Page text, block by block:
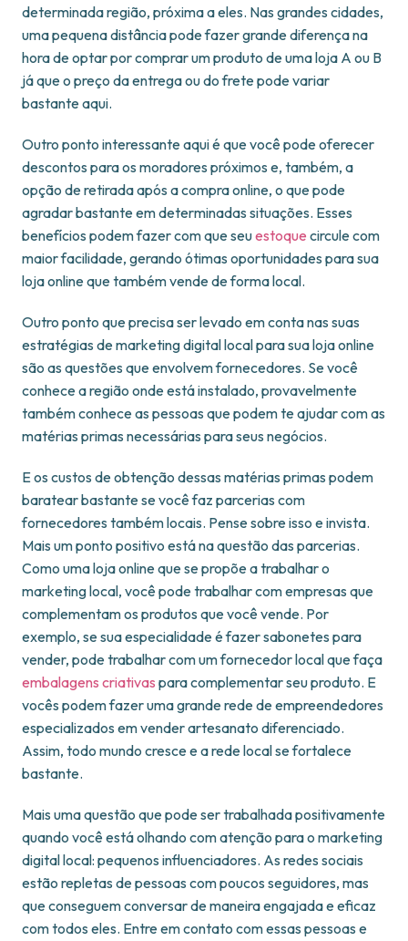
determinada região, próxima a eles. Nas grandes cidades,
uma pequena distância pode fazer grande diferença na
hora de optar por comprar um produto de uma loja A ou B
já que o preço da entrega ou do frete pode variar
bastante aqui.
Outro ponto interessante aqui é que você pode oferecer
descontos para os moradores próximos e, também, a
opção de retirada após a compra online, o que pode
agradar bastante em determinadas situações. Esses
benefícios podem fazer com que seuestoque circule com
maior facilidade, gerando ótimas oportunidades para sua
loja online que também vende de forma local.
Outro ponto que precisa ser levado em conta nas suas
estratégias de marketing digital local para sua loja online
são as questões que envolvem fornecedores. Se você
conhece a região onde está instalado, provavelmente
também conhece as pessoas que podem te ajudar com as
matérias primas necessárias para seus negócios.
E os custos de obtenção dessas matérias primas podem
baratear bastante se você faz parcerias com
fornecedores também locais. Pense sobre isso e invista.
Mais um ponto positivo está na questão das parcerias.
Como uma loja online que se propõe a trabalhar o
marketing local, você pode trabalhar com empresas que
complementam os produtos que você vende. Por
exemplo, se sua especialidade é fazer sabonetes para
vender, pode trabalhar com um fornecedor local que faça
embalagens criativas para complementar seu produto. E
vocês podem fazer uma grande rede de empreendedores
especializados em vender artesanato diferenciado.
Assim, todo mundo cresce e a rede local se fortalece
bastante.
Mais uma questão que pode ser trabalhada positivamente
quando você está olhando com atenção para o marketing
digital local: pequenos influenciadores. As redes sociais
estão repletas de pessoas com poucos seguidores, mas
que conseguem conversar de maneira engajada e eficaz
com todos eles. Entre em contato com essas pessoas e